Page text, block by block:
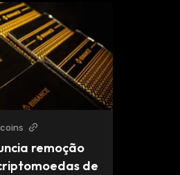
remoção
de